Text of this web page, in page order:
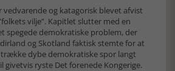
vedvarende og katagorisk blevet afvist
vilje”. Kapitlet slutter med en
spegede demokratiske problem, der
og Skotland faktisk stemte for at
trække dybe demokratiske spor langt
givetvis ryste Det forenede Kongerige.